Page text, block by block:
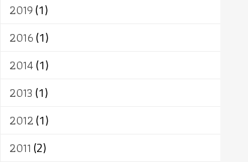
2019(1)
2016(1)
2014(1)
2013 (1)
2012(1)
2011 (2)